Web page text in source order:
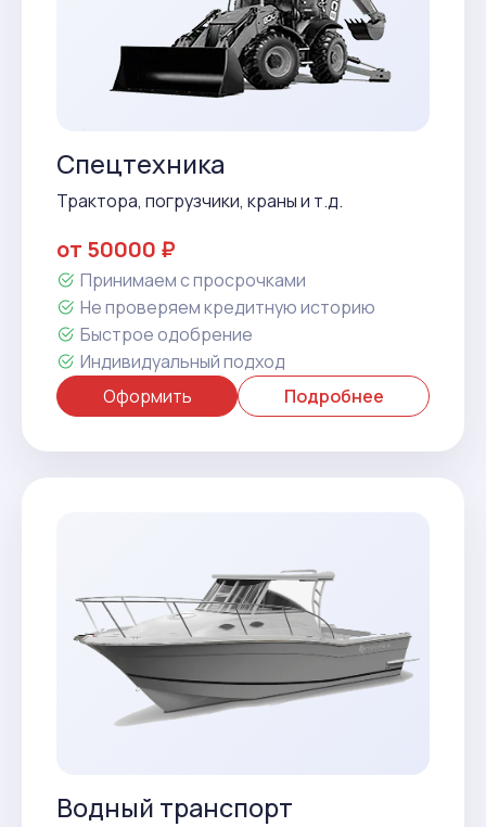
Спецтехника
Трактора, погрузчики, краны и т.д.
от 50000 ₽
Принимаем с просрочками
Не проверяем кредитную историю
Быстрое одобрение
Индивидуальный подход
Оформить
Подробнее
Водный транспорт